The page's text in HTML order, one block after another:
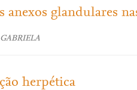
anexos glandulares
GABRIELA
herpética